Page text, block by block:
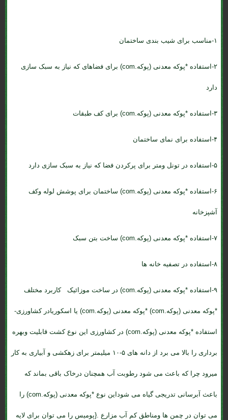
۱-مناسب برای شیب بندی ساختمان
۲-استفاده *پوکه معدنی (پوکه.com) برای فضاهای که نیاز به سبک سازی
دارد
۳-استفاده *پوکه معدنی (پوکه.com) برای کف طبقات
۴-استفاده برای نمای ساختمان
۵-استفاده در تونل ومتر برای پرکردن فضا که نیاز به سبک سازی دارد
۶-استفاده *پوکه معدنی (پوکه.com) ساختمان برای پوشش لوله وکف
آشپزخانه
۷-استفاده *پوکه معدنی (پوکه.com) ساخت بتن سبک
۸-استفاده در تصفیه خانه ها
۹-استفاده *پوکه معدنی (پوکه.com) در ساخت موزائیک کاربرد مختلف
*پوکه معدنی (پوکه.com) *پوکه معدنی (پوکه.com) یا اسکوریادر کشاورزی-
استفاده *پوکه معدنی (پوکه.com) در کشاورزی این نوع کشت قابلیت وبهره
برداری را بالا می برد از دانه های ۵-۱۰ میلیمتر برای زهکشی و آبیاری به کار
میرود چرا که باعث می شود رطوبت آب همچنان درخاک باقی بماند که
باعث آبرسانی تدریجی گیاه می شوداین نوع *پوکه معدنی (پوکه.com) را
می توان در چمن ها ومناطق کم آب مزارع .{پومیس را می توان برای لایه